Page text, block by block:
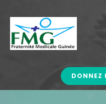
DONNEZ